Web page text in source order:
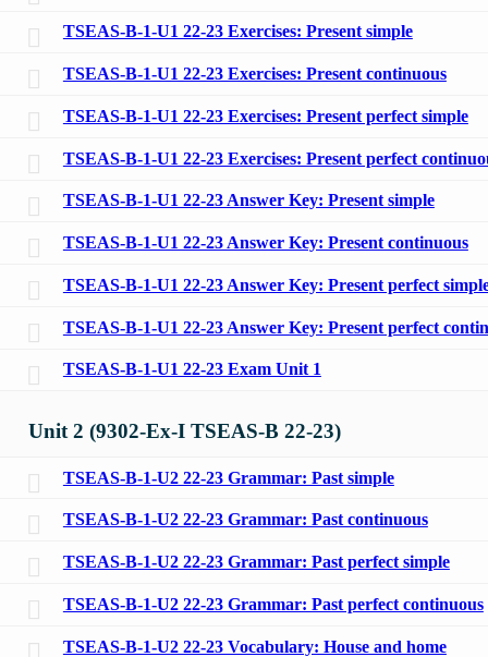
TSEAS-B-1-U1 22-23 Exercises: Present simple
TSEAS-B-1-U1 22-23 Exercises: Present continuous
TSEAS-B-1-U1 22-23 Exercises: Present perfect simple
TSEAS-B-1-U1 22-23 Exercises: Present perfect
TSEAS-B-1-U1 22-23 Answer Key: Present simple
TSEAS-B-1-U1 22-23 Answer Key: Present continuous
TSEAS-B-1-U1 22-23 Answer Key: Present perfect
TSEAS-B-1-U1 22-23 Answer Key: Present perfect
TSEAS-B-1-U1 22-23 Exam Unit 1
Unit 2 (9302-Ex-I TSEAS-B 22-23)
TSEAS-B-1-U2 22-23 Grammar: Past simple
TSEAS-B-1-U2 22-23 Grammar: Past continuous
TSEAS-B-1-U2 22-23 Grammar: Past perfect simple
TSEAS-B-1-U2 22-23 Grammar: Past perfect continuous
TSEAS-B-1-U2 22-23 Vocabulary: House and home